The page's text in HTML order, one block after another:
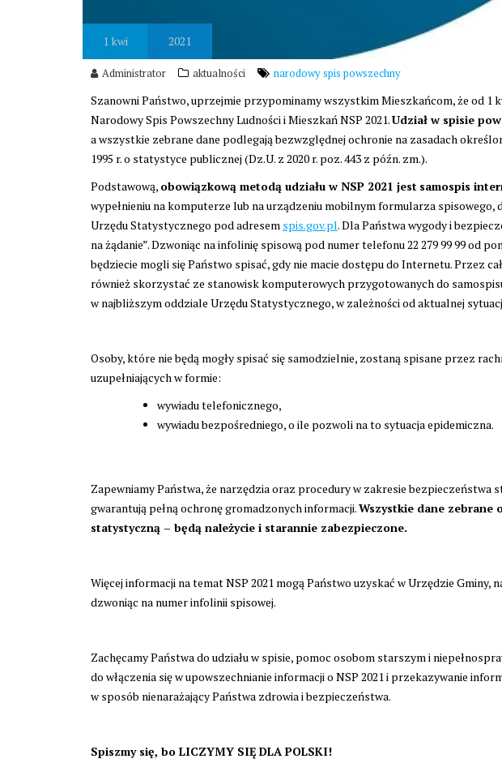
1 kwi 2021
Administrator aktualności narodowy spis powszechny
Szanowni Państwo, uprzejmie przypominamy wszystkim Mieszkańcom, że od 1
Narodowy Spis Powszechny Ludności i Mieszkań NSP 2021.Udział w spisie
a wszystkie zebrane dane podlegają bezwzględnej ochronie na zasadach
1995 r. o statystyce publicznej (Dz.U. z 2020 r. poz. 443 z późn. zm.).
Podstawową, obowiązkową metodą udziału w NSP 2021 jest samospis
wypełnieniu na komputerze lub na urządzeniu mobilnym formularza spisowego,
Urzędu Statystycznego pod adresem spis.gov.pl. Dla Państwa wygody i
na żądanie”. Dzwoniąc na infolinię spisową pod numer telefonu 22 279 99 99 od
będziecie mogli się Państwo spisać, gdy nie macie dostępu do Internetu. Przez
również skorzystać ze stanowisk komputerowych przygotowanych do
w najbliższym oddziale Urzędu Statystycznego, w zależności od aktualnej
Osoby, które nie będą mogły spisać się samodzielnie, zostaną spisane przez
uzupełniających w formie:
wywiadu telefonicznego,
wywiadu bezpośredniego, o ile pozwoli na to sytuacja epidemiczna.
Zapewniamy Państwa, że narzędzia oraz procedury w zakresie
gwarantują pełną ochronę gromadzonych informacji.Wszystkie dane zebrane
statystyczną – będą należycie i starannie zabezpieczone.
Więcej informacji na temat NSP 2021 mogą Państwo uzyskać w Urzędzie Gminy,
dzwoniąc na numer infolinii spisowej.
Zachęcamy Państwa do udziału w spisie, pomoc osobom starszym i
do włączenia się w upowszechnianie informacji o NSP 2021 i przekazywanie
w sposób nienarażający Państwa zdrowia i bezpieczeństwa.
Spiszmy się, bo LICZYMY SIĘ DLA POLSKI!